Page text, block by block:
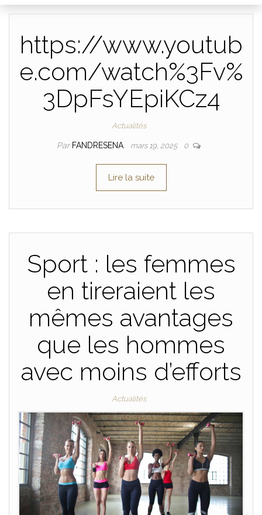
https://www.youtub
e.com/watch%3Fv%
3DpFsYEpiKCz4
Actualités
Par FANDRESENA mars 19, 2025 0
Lire la suite
Sport : les femmes
en tireraient les
mêmes avantages
que les hommes
avec moins d’efforts
Actualités